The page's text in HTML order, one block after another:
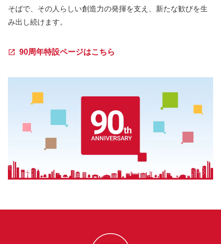
そばで、その人らしい創造力の発揮を支え、新たな歓びを生
み出し続けます。
90周年特設ページはこちら